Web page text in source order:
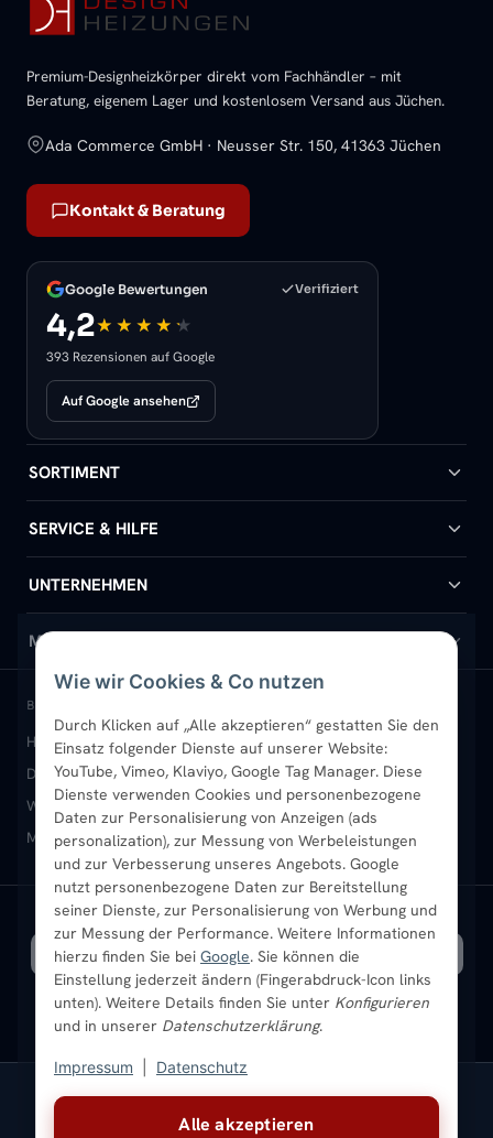
Alle akzeptieren
Wie wir Cookies & Co nutzen
Durch Klicken auf „Alle akzeptieren“ gestatten Sie den
Einsatz folgender Dienste auf unserer Website:
YouTube, Vimeo, Klaviyo, Google Tag Manager. Diese
Dienste verwenden Cookies und personenbezogene
Daten zur Personalisierung von Anzeigen (ads
personalization), zur Messung von Werbeleistungen
und zur Verbesserung unseres Angebots. Google
nutzt personenbezogene Daten zur Bereitstellung
seiner Dienste, zur Personalisierung von Werbung und
zur Messung der Performance. Weitere Informationen
hierzu finden Sie bei Google. Sie können die
Einstellung jederzeit ändern (Fingerabdruck-Icon links
unten). Weitere Details finden Sie unter Konfigurieren
und in unserer Datenschutzerklärung.
Impressum Datenschutz
Premium-Designheizkörper direkt vom Fachhändler – mit
Beratung, eigenem Lager und kostenlosem Versand aus Jüchen.
Ada Commerce GmbH · Neusser Str. 150, 41363 Jüchen
Kontakt & Beratung
Google Bewertungen Verifiziert
4,2
393 Rezensionen auf Google
Auf Google ansehen
SORTIMENT
Badheizkörper
Handtuchheizkörper
Design-Heizkörper
Paneelheizkörper
Vertikal-Heizkörper
Heizkörper-Zubehör
SERVICE & HILFE
Hilfe & Kontakt
Versand & Lieferung
Rückgabe & Widerruf
Garantie & Gewährleistung
Montageservice vor Ort
Sendung verfolgen
UNTERNEHMEN
Wir über uns
Standort & Abholung Jüchen
B2B-Kunden
Karriere
Ratgeber
Bestpreisgarantie
MEIN KONTO
Anmelden / Mein Konto
Merkliste
Newsletter
Aktuelle Angebote
BELIEBTE KATEGORIEN
Heizkörper kaufenBadheizkörperHandtuchheizkörper
Design-HeizkörperPaneelheizkörperVertikal-Heizkörper
Wandheizkörper Wohnraum-Heizkörper Badheizkörper Schwarz
Mischbetrieb-HeizkörperHeizkörper-ZubehörAktuelle Angebote
VERSAND MIT